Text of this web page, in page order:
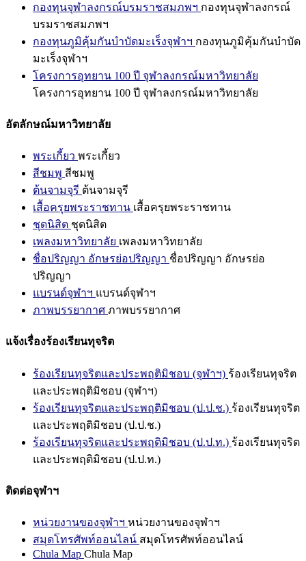
กองทุนจุฬาลงกรณ์บรมราชสมภพฯ กองทุนจุฬาลงกรณ์
บรมราชสมภพฯ
กองทุนภูมิคุ้มกันบำบัดมะเร็งจุฬาฯ กองทุนภูมิคุ้มกันบำบัด
มะเร็งจุฬาฯ
โครงการอุทยาน 100 ปี จุฬาลงกรณ์มหาวิทยาลัย
โครงการอุทยาน 100 ปี จุฬาลงกรณ์มหาวิทยาลัย
อัตลักษณ์มหาวิทยาลัย
พระเกี้ยว พระเกี้ยว
สีชมพู สีชมพู
ต้นจามจุรี ต้นจามจุรี
เสื้อครุยพระราชทาน เสื้อครุยพระราชทาน
ชุดนิสิต ชุดนิสิต
เพลงมหาวิทยาลัย เพลงมหาวิทยาลัย
ชื่อปริญญา อักษรย่อปริญญา ชื่อปริญญา อักษรย่อ
ปริญญา
แบรนด์จุฬาฯ แบรนด์จุฬาฯ
ภาพบรรยากาศ ภาพบรรยากาศ
แจ้งเรื่องร้องเรียนทุจริต
ร้องเรียนทุจริตและประพฤติมิชอบ (จุฬาฯ) ร้องเรียนทุจริต
และประพฤติมิชอบ (จุฬาฯ)
ร้องเรียนทุจริตและประพฤติมิชอบ (ป.ป.ช.) ร้องเรียนทุจริต
และประพฤติมิชอบ (ป.ป.ช.)
ร้องเรียนทุจริตและประพฤติมิชอบ (ป.ป.ท.) ร้องเรียนทุจริต
และประพฤติมิชอบ (ป.ป.ท.)
ติดต่อจุฬาฯ
หน่วยงานของจุฬาฯ หน่วยงานของจุฬาฯ
สมุดโทรศัพท์ออนไลน์ สมุดโทรศัพท์ออนไลน์
Chula Map Chula Map